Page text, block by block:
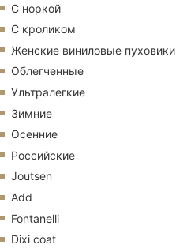
С норкой
С кроликом
Женские виниловые пуховики
Облегченные
Ультралегкие
Зимние
Осенние
Российские
Joutsen
Add
Fontanelli
Dixi coat